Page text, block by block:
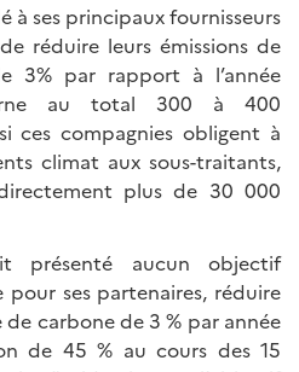
à ses principaux fournisseurs
réduire leurs émissions de
3% par rapport à l’année
au total 300 à 400
ces compagnies obligent à
climat aux sous-traitants,
plus de 30 000
présenté aucun objectif
ses partenaires, réduire
de carbone de 3 % par année
de 45 % au cours des 15